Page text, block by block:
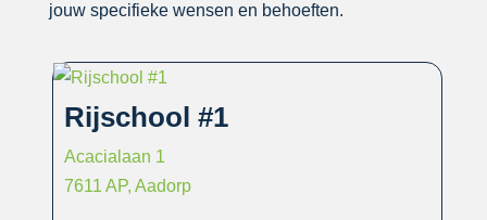
jouw specifieke wensen en behoeften.
Rijschool #1
Acacialaan 1
7611 AP, Aadorp